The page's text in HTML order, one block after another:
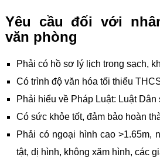
Yêu cầu đối với
văn phòng
Phải có hồ sơ lý lịch trong sạch,
Có trình độ văn hóa tối thiểu
Phải hiểu về Pháp Luật: Luật
Có sức khỏe tốt, đảm bảo hoàn
Phải có ngoại hình cao >1.65m,
tật, dị hình, không xăm hình, các